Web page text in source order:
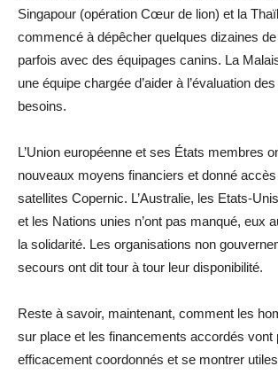
Singapour (opération Cœur de lion) et la
commencé à dépêcher quelques dizaines
parfois avec des équipages canins. La
une équipe chargée d’aider à l’évaluation
besoins.
L’Union européenne et ses États membres
nouveaux moyens financiers et donné
satellites Copernic. L’Australie, les Etats-
et les Nations unies n’ont pas manqué, eux
la solidarité. Les organisations non
secours ont dit tour à tour leur disponibilité.
Reste à savoir, maintenant, comment les
sur place et les financements accordés vont
efficacement coordonnés et se montrer